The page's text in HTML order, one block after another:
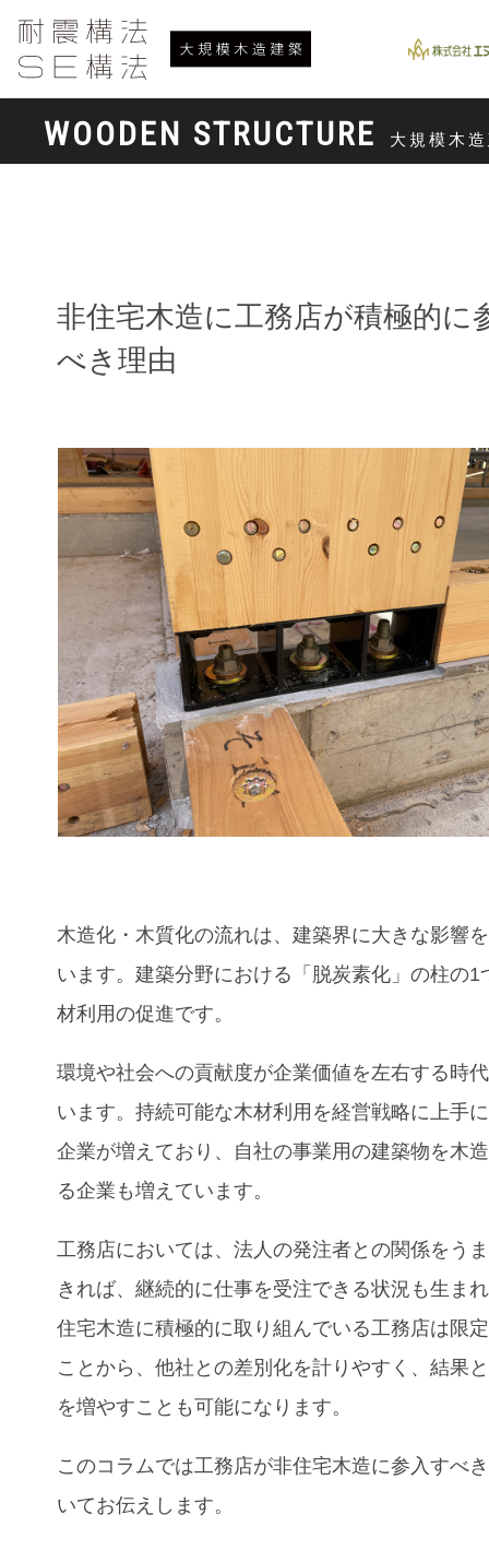
WOODEN STRUCTURE 大規模木
非住宅木造に工務店が積極的に
べき理由
木造化・木質化の流れは、建築界に大きな影響
います。建築分野における「脱炭素化」の柱の1
材利用の促進です。
環境や社会への貢献度が企業価値を左右する時
います。持続可能な木材利用を経営戦略に上手
企業が増えており、自社の事業用の建築物を木
る企業も増えています。
工務店においては、法人の発注者との関係をう
きれば、継続的に仕事を受注できる状況も生ま
住宅木造に積極的に取り組んでいる工務店は限
ことから、他社との差別化を計りやすく、結果
を増やすことも可能になります。
このコラムでは工務店が非住宅木造に参入すべ
いてお伝えします。